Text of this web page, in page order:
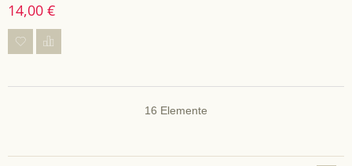
14,00 €
16 Elemente